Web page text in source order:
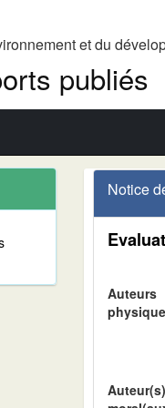
et du
publiés
Notice
Auteurs
Auteur(s)